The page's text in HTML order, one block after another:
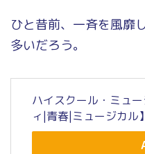
ひと昔前、一斉を風靡
多いだろう。
ハイスクール・ミュ
ィ|青春|ミュージカル】